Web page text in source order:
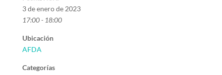
3 de enero de 2023
17:00 - 18:00
Ubicación
AFDA
Categorías